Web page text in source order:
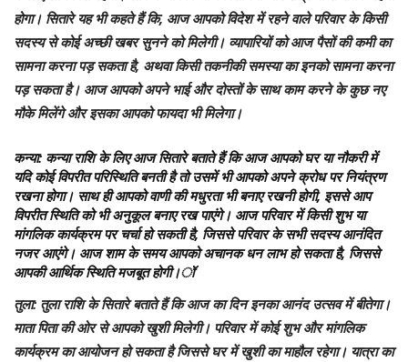
होगा। सितारे यह भी कहते हैं कि, आज आपको विदेश में रहने वाले परिवार के किसी
सदस्य से कोई अच्छी खबर सुनने को मिलेगी। व्यापारियों को आज पैसों की कमी का
सामना करना पड़ सकता है, अथवा किसी तकनीकी समस्या का इनको सामना करना
पड़ सकता है। आज आपको अपने भाई और दोस्तों के साथ काम करने के कुछ नए
मौके मिलेंगे और इसका आपको फायदा भी मिलेगा।
कन्या: कन्या राशि के लिए आज सितारे बताते हैं कि आज आपको घर या नौकरी में
यदि कोई विपरीत परिस्थिति बनती है तो उसमें भी आपको अपने क्रोध पर नियंत्रण
रखना होगा। साथ ही आपको वाणी की मधुरता भी बनाए रखनी होगी, इससे आप
विपरीत स्थिति को भी अनुकूल बनाए रख पाएंगे। आज परिवार में किसी शुभ या
मांगलिक कार्यक्रम पर चर्चा हो सकती है, जिससे परिवार के सभी सदस्य आनंदित
नजर आएंगे। आज शाम के समय आपको अचानक धन लाभ हो सकता है, जिससे
आपकी आर्थिक स्थिति मजबूत होगी।ॉ
तुला: तुला राशि के सितारे बताते हैं कि आज का दिन इनका आनंद उत्सव में बीतेगा।
माता पिता की ओर से आपको खुशी मिलेगी। परिवार में कोई शुभ और मांगलिक
कार्यक्रम का आयोजन हो सकता है जिससे घर में खुशी का माहौल रहेगा। यात्रा का